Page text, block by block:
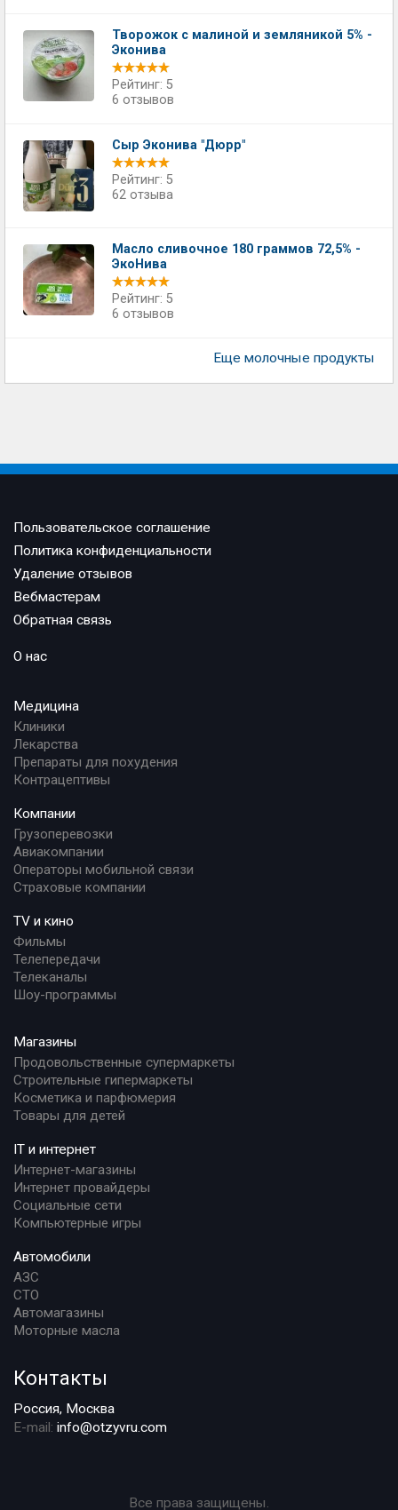
Творожок с малиной и земляникой 5% -
Эконива
Рейтинг: 5
6 отзывов
Сыр Эконива "Дюрр"
Рейтинг: 5
62 отзыва
Масло сливочное 180 граммов 72,5% -
ЭкоНива
Рейтинг: 5
6 отзывов
Еще молочные продукты
Пользовательское соглашение
Политика конфиденциальности
Удаление отзывов
Вебмастерам
Обратная связь
О нас
Медицина
Клиники
Лекарства
Препараты для похудения
Контрацептивы
Компании
Грузоперевозки
Авиакомпании
Операторы мобильной связи
Страховые компании
TV и кино
Фильмы
Телепередачи
Телеканалы
Шоу-программы
Магазины
Продовольственные супермаркеты
Строительные гипермаркеты
Косметика и парфюмерия
Товары для детей
IT и интернет
Интернет-магазины
Интернет провайдеры
Социальные сети
Компьютерные игры
Автомобили
АЗС
СТО
Автомагазины
Моторные масла
Контакты
Россия, Москва
E-mail: info@otzyvru.com
Все права защищены.